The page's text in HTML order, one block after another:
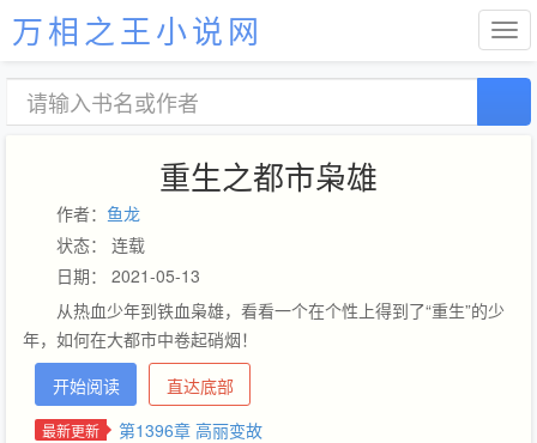
万相之王小说网
重生之都市枭雄
作者： 鱼龙
状态： 连载
日期： 2021-05-13
从热血少年到铁血枭雄，看看一个在个性上得到了“重生”的少
年，如何在大都市中卷起硝烟！
开始阅读
直达底部
最新更新 第1396章 高丽变故